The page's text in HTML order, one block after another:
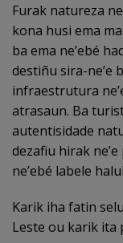
Furak natureza
kona husi ema
ba ema ne’ebé
destiñu sira-ne’e
infraestrutura
atrasaun. Ba
autentisidade
dezafiu hirak
ne’ebé labele
Karik iha fatin
Leste ou karik ita